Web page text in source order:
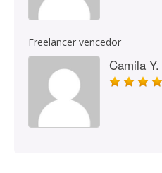
Freelancer vencedor
Camila Y.